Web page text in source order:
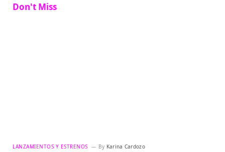
Don't Miss
LANZAMIENTOS Y ESTRENOS By Karina Cardozo